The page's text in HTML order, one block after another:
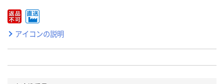
アイコンの説明